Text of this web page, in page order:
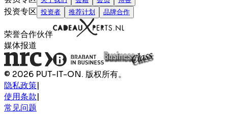
投资专区 投资者 推荐计划 品牌合作
荣誉合作伙伴
媒体报道
© 2026 PUT-IT-ON. 版权所有。
隐私政策|
使用条款|
常见问题